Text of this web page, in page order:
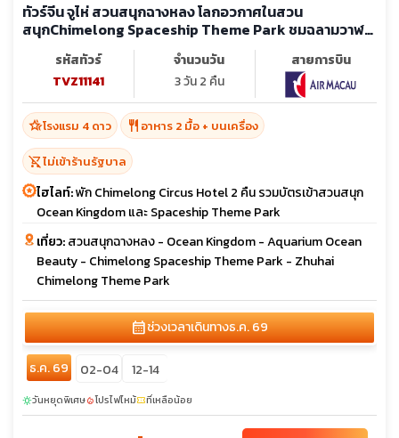
ทัวร์จีน จูไห่ สวนสนุกฉางหลง โลกอวกาศในสวน
สนุกChimelong Spaceship Theme Park ชมฉลามวาฬ
ยักษ์ Chimelong Ocean Kingdom (ไม่ลงร้าน)
รหัสทัวร์
TVZ11141
จำนวนวัน
3 วัน 2 คืน
สายการบิน
hotel_classโรงแรม 4 ดาว restaurant อาหาร 2 มื้อ + บนเครื่อง
shopping_cart_offไม่เข้าร้านรัฐบาล
ไฮไลท์:พัก Chimelong Circus Hotel 2 คืน รวมบัตรเข้าสวนสนุก
Ocean Kingdom และ Spaceship Theme Park
เที่ยว:สวนสนุกฉางหลง - Ocean Kingdom - Aquarium Ocean
Beauty - Chimelong Spaceship Theme Park - Zhuhai
Chimelong Theme Park
calendar_monthช่วงเวลาเดินทางธ.ค. 69
ธ.ค. 69 02-04 12-14
sunnyวันหยุดพิเศษlocal_fire_departmentโปรไฟไหม้confirmation_numberที่เหลือน้อย